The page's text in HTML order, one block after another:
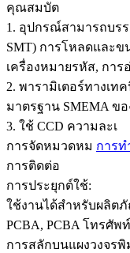
คุณสมบัต
1. อุปกรณ์สามารถบร
SMT) การโหลดและ
เครื่องหมายรหัส, การ
2. พารามิเตอร์ทางเ
มาตรฐาน SMEMA ข
3. ใช้ CCD ความละเ
การจัดหมวดหม การท
การติดต่อ
การประยุกต์ใช้:
ใช้งานได้สำหรับผลิต
PCBA, PCBA โทรศัพ
การสลักบนแผงวงจร